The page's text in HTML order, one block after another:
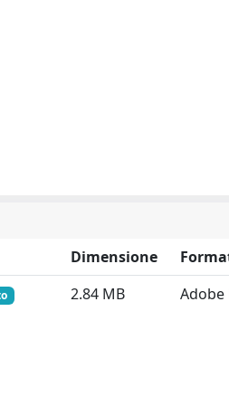
Dimensione
2.84 MB Adobe